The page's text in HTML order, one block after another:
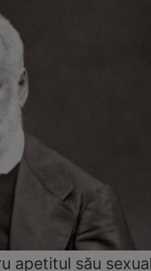
apetitul său